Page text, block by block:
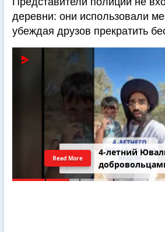
деревни: они использовали
убеждая друзов прекратить
4-летний
Read More